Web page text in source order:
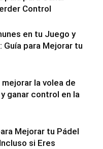
Control
en tu Juego y
Guía para Mejorar tu
la volea de
ganar control en la
Mejorar tu Pádel
si Eres